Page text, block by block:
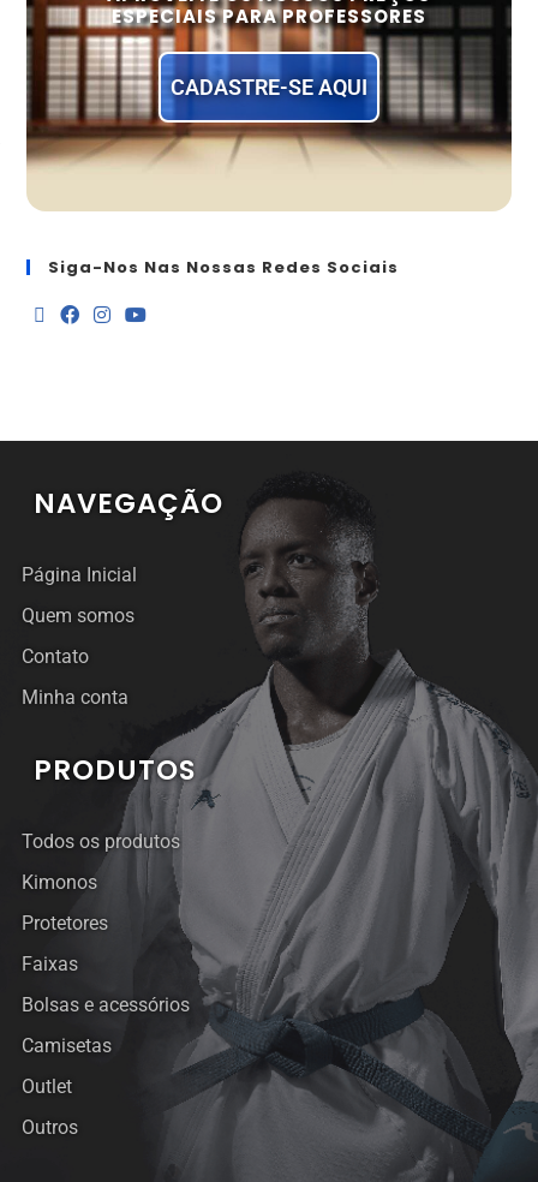
ESPECIAIS PARA PROFESSORES
CADASTRE-SE AQUI
Siga-Nos Nas Nossas Redes Sociais
NAVEGAÇÃO
Página Inicial
Quem somos
Contato
Minha conta
PRODUTOS
Todos os produtos
Kimonos
Protetores
Faixas
Bolsas e acessórios
Camisetas
Outlet
Outros